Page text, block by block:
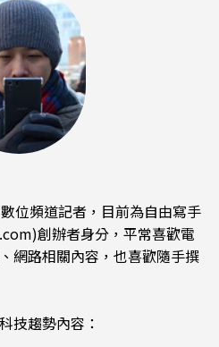
位頻道記者，目前為自由寫手
創辦者身分，平常喜歡電
網路相關內容，也喜歡隨手撰
技趨勢內容：